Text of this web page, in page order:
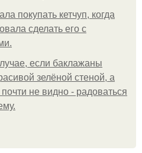
покупать кетчуп, когда
сделать его с
если баклажаны
зелёной стеной, а
не видно - радоваться